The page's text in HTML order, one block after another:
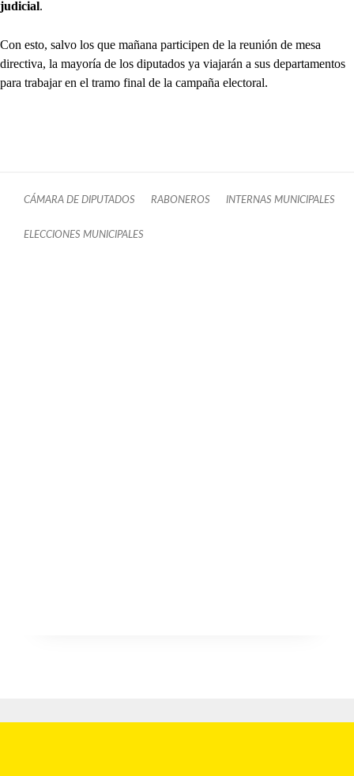
judicial.
Con esto, salvo los que mañana participen de la reunión de mesa
directiva, la mayoría de los diputados ya viajarán a sus departamentos
para trabajar en el tramo final de la campaña electoral.
CÁMARA DE DIPUTADOS RABONEROS INTERNAS MUNICIPALES
ELECCIONES MUNICIPALES